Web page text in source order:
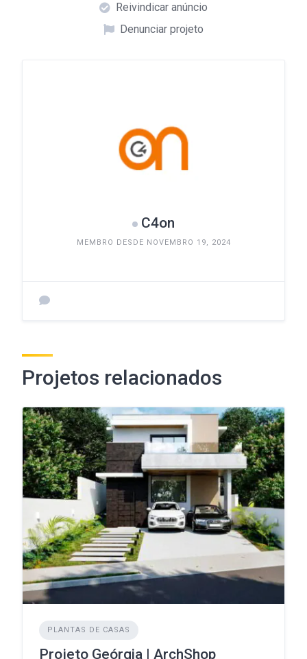
Reivindicar anúncio
Denunciar projeto
C4on
MEMBRO DESDE NOVEMBRO 19, 2024
Projetos relacionados
PLANTAS DE CASAS
Projeto Geórgia | ArchShop